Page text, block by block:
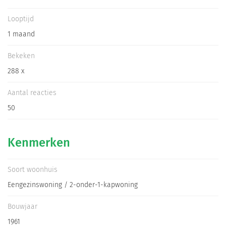
Looptijd
1 maand
Bekeken
288 x
Aantal reacties
50
Kenmerken
Soort woonhuis
Eengezinswoning / 2-onder-1-kapwoning
Bouwjaar
1961